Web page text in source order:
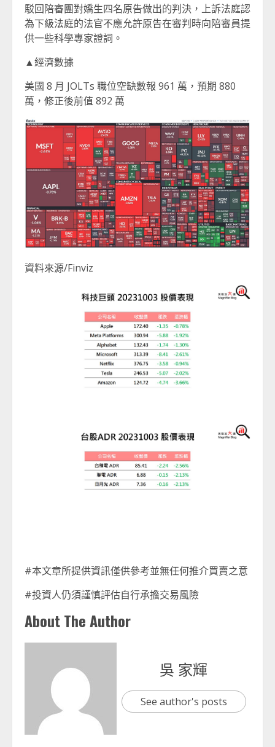
駁回陪審團對嬌生四名原告做出的判決，上訴法庭認
為下級法庭的法官不應允許原告在審判時向陪審員提
供一些科學專家證詞。
▲經濟數據
美國 8 月 JOLTs 職位空缺數報 961 萬，預期 880
萬，修正後前值 892 萬
資料來源/Finviz
#本文章所提供資訊僅供參考並無任何推介買賣之意
#投資人仍須謹慎評估自行承擔交易風險
About The Author
吳 家輝
See author's posts